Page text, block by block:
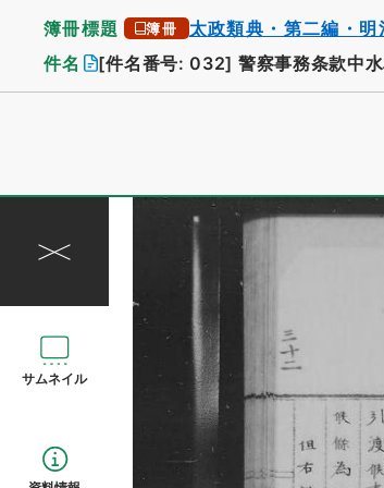
簿冊標題 簿冊 太政類典・第二編・
件名 [件名番号: 032] 警察事務条款中
サムネイル